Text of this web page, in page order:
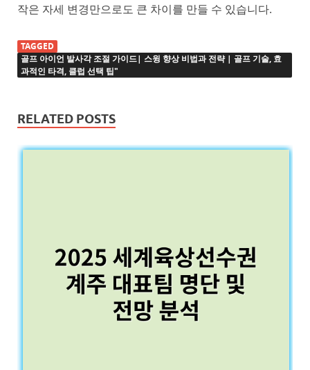
작은 자세 변경만으로도 큰 차이를 만들 수 있습니다.
TAGGED
골프 아이언 발사각 조절 가이드| 스윙 향상 비법과 전략 | 골프 기술, 효
과적인 타격, 클럽 선택 팁"
RELATED POSTS